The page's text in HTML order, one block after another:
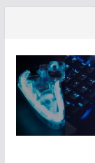
contenido